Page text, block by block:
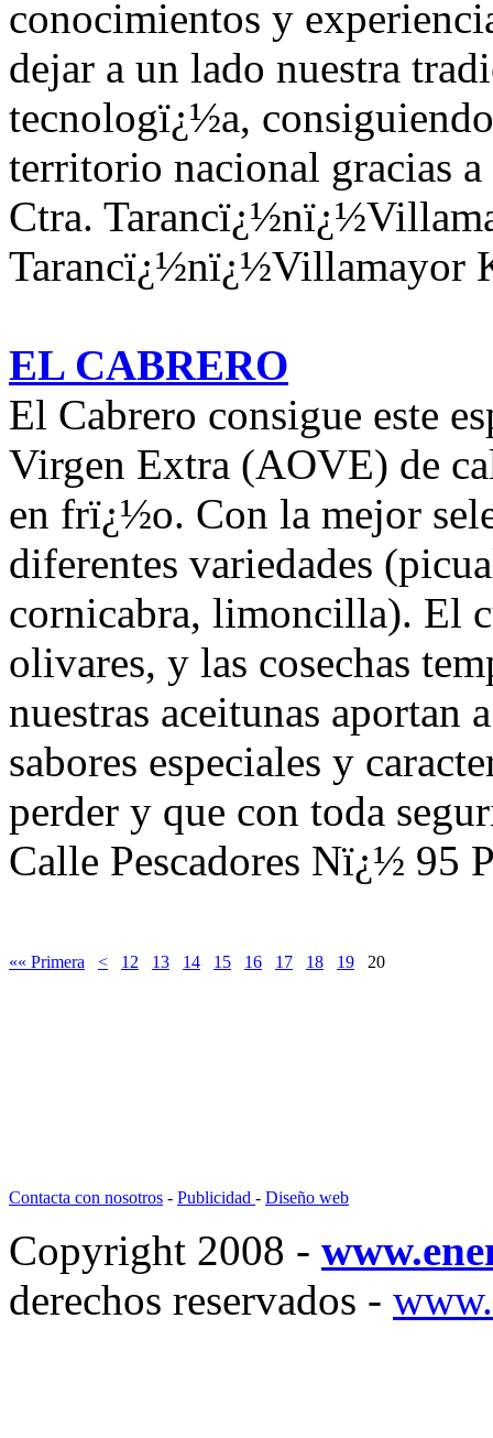
conocimientos y
dejar a un lado nuestra
tecnologï¿½a,
territorio nacional gracias
Ctra.
Tarancï¿½nï¿½Villamayor
EL CABRERO
El Cabrero consigue este
Virgen Extra (AOVE) de
en frï¿½o. Con la mejor
diferentes variedades
cornicabra, limoncilla). El
olivares, y las cosechas
nuestras aceitunas aportan
sabores especiales y
perder y que con toda
Calle Pescadores Nï¿½ 95
«« Primera < 12 13 14 15 16 17 18 19 20
Contacta con nosotros - Publicidad - Diseño web
Copyright 2008 -
derechos reservados -